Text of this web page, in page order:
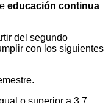
educación continua
del segundo
con los siguientes
o superior a 3.7.